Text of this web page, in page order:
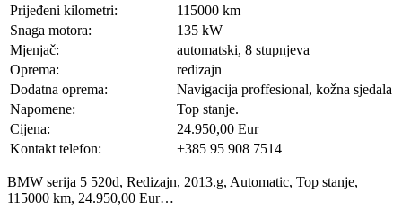
Prijeđeni kilometri:
115000 km
Snaga motora:
135 kW
Mjenjač:
automatski, 8 stupnjeva
Oprema:
redizajn
Dodatna oprema:
Navigacija proffesional, kožna sjedala
Napomene:
Top stanje.
Cijena:
24.950,00 Eur
Kontakt telefon:
+385 95 908 7514
BMW serija 5 520d, Redizajn, 2013.g, Automatic, Top stanje,
115000 km, 24.950,00 Eur…